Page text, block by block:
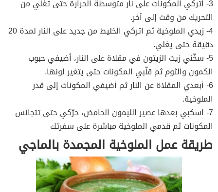
3- اتركي المكونات على نار متوسطة الحرارة حتى تغلي من
التحريك من وقت إلى آخر.
4- زيدي الملوخية ثم اتركي الخليط من جديد على النار لمدة 20
دقيقة حتى يغلي.
5- سخّني زيت الزيتون في مقلاة على النار، أضيفي حبوب
الكمون والثوم ثم قلّبي المكونات حتى يتغير لونها.
6- أبعدي المقلاة عن النار ثم أضيفي المكونات إلى قدر
الملوخية.
7- اسكبي بعدها عصير الليمون الحامض، حرّكي حتى تتجانس
المكونات ثم قدمي الملوخية مباشرة على سفرتك
طريقة عمل الملوخية المجمدة بالماجي